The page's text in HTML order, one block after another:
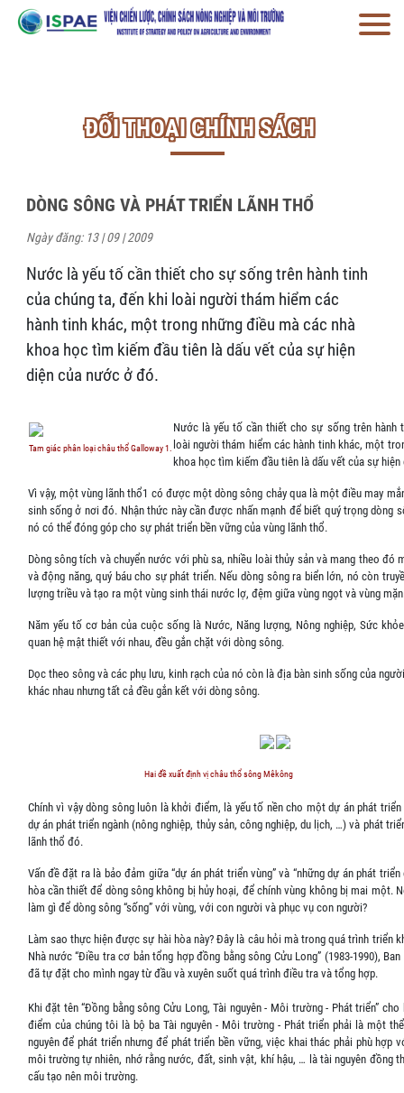
ĐỐI THOẠI CHÍNH SÁCH
DÒNG SÔNG VÀ PHÁT TRIỂN LÃNH THỔ
Ngày đăng: 13 | 09 | 2009
Nước là yếu tố cần thiết cho sự sống trên hành tinh
của chúng ta, đến khi loài người thám hiểm các
hành tinh khác, một trong những điều mà các nhà
khoa học tìm kiếm đầu tiên là dấu vết của sự hiện
diện của nước ở đó.
Tam giác phân loại châu thổ Galloway 1.
Nước là yếu tố cần thiết cho sự sống trên hành
loài người thám hiểm các hành tinh khác, một
khoa học tìm kiếm đầu tiên là dấu vết của sự
Vì vậy, một vùng lãnh thổ1 có được một dòng sông chảy qua là một điều may
sinh sống ở nơi đó. Nhận thức này cần được nhấn mạnh để biết quý trọng dòng
nó có thể đóng góp cho sự phát triển bền vững của vùng lãnh thổ.
Dòng sông tích và chuyển nước với phù sa, nhiều loài thủy sản và mang theo đó
và động năng, quý báu cho sự phát triển. Nếu dòng sông ra biển lớn, nó còn
lượng triều và tạo ra một vùng sinh thái nước lợ, đệm giữa vùng ngọt và vùng
Năm yếu tố cơ bản của cuộc sống là Nước, Năng lượng, Nông nghiệp, Sức
quan hệ mật thiết với nhau, đều gắn chặt với dòng sông.
Dọc theo sông và các phụ lưu, kinh rạch của nó còn là địa bàn sinh sống của
khác nhau nhưng tất cả đều gắn kết với dòng sông.
Hai đề xuất định vị châu thổ sông Mêkông
Chính vì vậy dòng sông luôn là khởi điểm, là yếu tố nền cho một dự án phát
dự án phát triển ngành (nông nghiệp, thủy sản, công nghiệp, du lịch, …) và phát
lãnh thổ đó.
Vấn đề đặt ra là bảo đảm giữa “dự án phát triển vùng” và “những dự án phát
hòa cần thiết để dòng sông không bị hủy hoại, để chính vùng không bị mai một.
làm gì để dòng sông “sống” với vùng, với con người và phục vụ con người?
Làm sao thực hiện được sự hài hòa này? Đây là câu hỏi mà trong quá trình triển
Nhà nước “Điều tra cơ bản tổng hợp đồng bằng sông Cửu Long” (1983-1990),
đã tự đặt cho mình ngay từ đầu và xuyên suốt quá trình điều tra và tổng hợp.
Khi đặt tên “Đồng bằng sông Cửu Long, Tài nguyên - Môi trường - Phát triển”
điểm của chúng tôi là bộ ba Tài nguyên - Môi trường - Phát triển phải là một
nguyên để phát triển nhưng để phát triển bền vững, việc khai thác phải phù hợp
môi trường tự nhiên, nhớ rằng nước, đất, sinh vật, khí hậu, … là tài nguyên đồng
cấu tạo nên môi trường.